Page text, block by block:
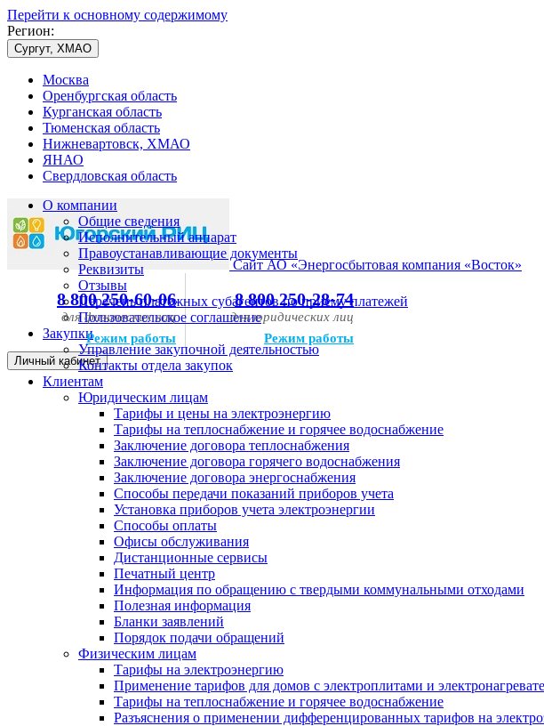
Перейти к основному содержимому
Регион:
Сургут, ХМАО
Москва
Оренбургская область
Курганская область
Тюменская область
Нижневартовск, ХМАО
ЯНАО
Свердловская область
Сайт АО «Энергосбытовая компания «Восток»
8 800 250-60-06
для физических лиц
Режим работы
8 800 250-28-74
для юридических лиц
Режим работы
Личный кабинет
О компании
Общие сведения
Исполнительный аппарат
Правоустанавливающие документы
Реквизиты
Отзывы
Перечень платежных субагентов по приему платежей
Пользовательское соглашение
Закупки
Управление закупочной деятельностью
Контакты отдела закупок
Клиентам
Юридическим лицам
Тарифы и цены на электроэнергию
Тарифы на теплоснабжение и горячее водоснабжение
Заключение договора теплоснабжения
Заключение договора горячего водоснабжения
Заключение договора энергоснабжения
Способы передачи показаний приборов учета
Установка приборов учета электроэнергии
Способы оплаты
Офисы обслуживания
Дистанционные сервисы
Печатный центр
Информация по обращению с твердыми коммунальными отходами
Полезная информация
Бланки заявлений
Порядок подачи обращений
Физическим лицам
Тарифы на электроэнергию
Применение тарифов для домов с электроплитами и
Тарифы на теплоснабжение и горячее водоснабжение
Разъяснения о применении дифференцированных тарифов на